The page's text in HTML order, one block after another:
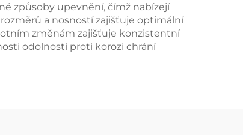
způsoby upevnění, čímž nabízejí
a nosností zajišťuje optimální
změnám zajišťuje konzistentní
odolnosti proti korozi chrání